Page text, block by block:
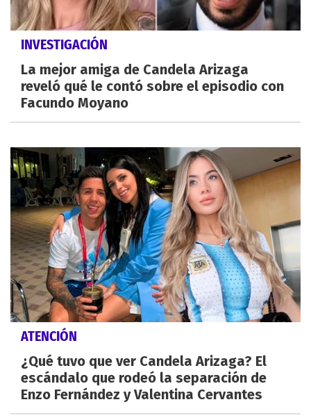
INVESTIGACIÓN
La mejor amiga de Candela Arizaga
reveló qué le contó sobre el episodio con
Facundo Moyano
ATENCIÓN
¿Qué tuvo que ver Candela Arizaga? El
escándalo que rodeó la separación de
Enzo Fernández y Valentina Cervantes